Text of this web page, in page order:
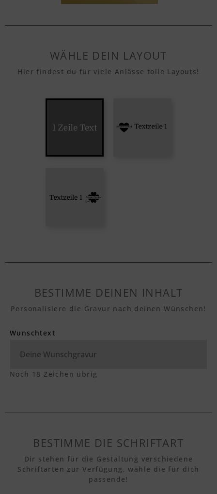
WÄHLE DEIN LAYOUT
Hier findest du für viele Anlässe tolle Layouts!
BESTIMME DEINEN INHALT
Personalisiere die Gravur nach deinen Wünschen!
Wunschtext
Noch 18 Zeichen übrig
BESTIMME DIE SCHRIFTART
Dir stehen für die Gestaltung verschiedene
Schriftarten zur Verfügung, wähle die für dich
passende!